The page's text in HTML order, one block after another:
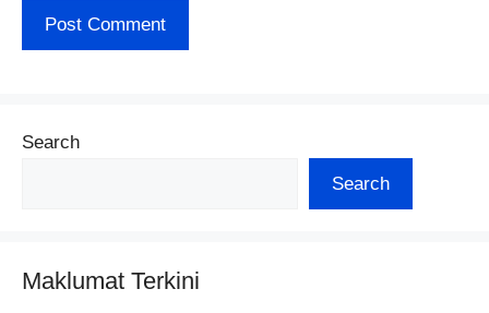
Search
Search
Maklumat Terkini